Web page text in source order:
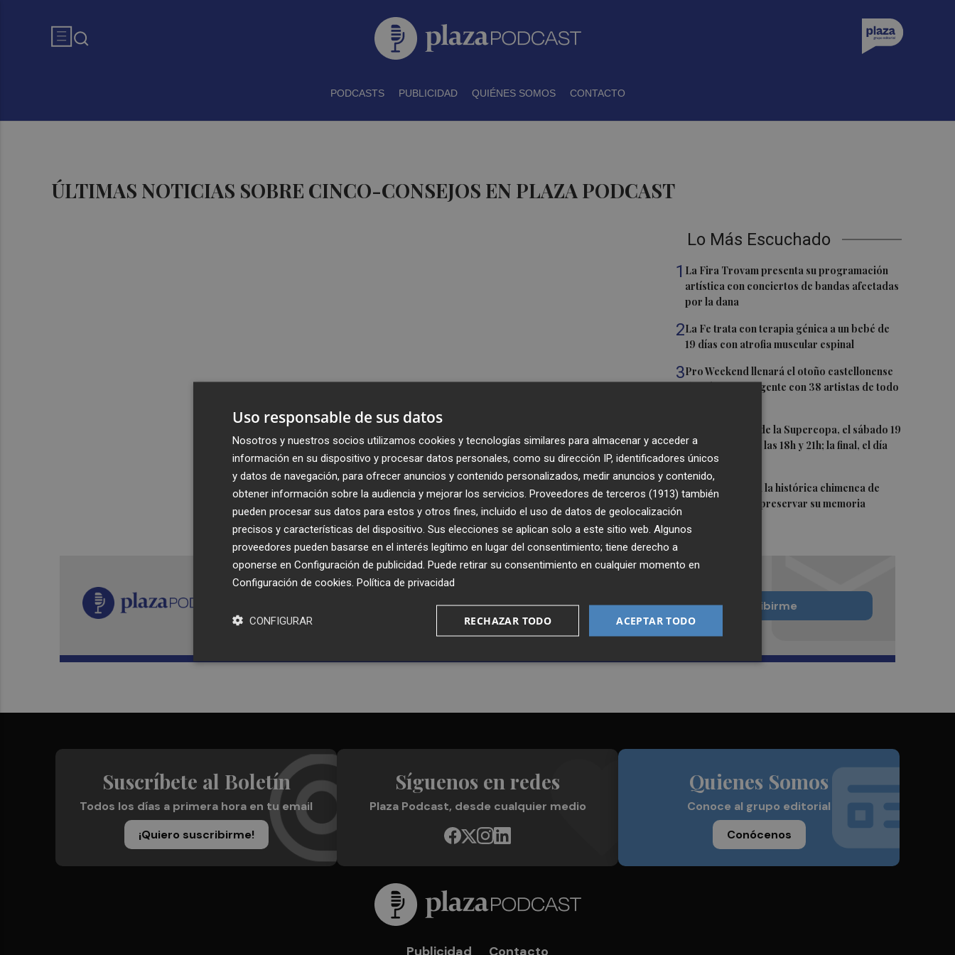
PODCASTS PUBLICIDAD QUIÉNES SOMOS CONTACTO
ÚLTIMAS NOTICIAS SOBRE CINCO-CONSEJOS EN PLAZA PODCAST
Lo Más Escuchado
1 La Fira Trovam presenta su programación
artística con conciertos de bandas afectadas
por la dana
2La Fe trata con terapia génica a un bebé de
19 días con atrofia muscular espinal
3Pro Weekend llenará el otoño castellonense
de música emergente con 38 artistas de todo
Las semifinales de la Supercopa, el sábado 19
de septiembre a las 18h y 21h; la final, el día
20 a las 19h
5 Murcia restaura la histórica chimenea de
Algezares para preservar su memoria
Recibe toda la actualidad de
Plaza Podcast en tu correo
Quiero suscribirme
Suscríbete al Boletín
Todos los días a primera hora en tu email
¡Quiero suscribirme!
Síguenos en redes
Plaza Podcast, desde cualquier medio
Quienes Somos
Conoce al grupo editorial
Conócenos
Publicidad Contacto
Uso responsable de sus datos
Nosotros y nuestros socios utilizamos cookies y tecnologías similares para almacenar y acceder a
información en su dispositivo y procesar datos personales, como su dirección IP, identificadores únicos
y datos de navegación, para ofrecer anuncios y contenido personalizados, medir anuncios y contenido,
obtener información sobre la audiencia y mejorar los servicios. Proveedores de terceros (1913) también
pueden procesar sus datos para estos y otros fines, incluido el uso de datos de geolocalización
precisos y características del dispositivo. Sus elecciones se aplican solo a este sitio web. Algunos
proveedores pueden basarse en el interés legítimo en lugar del consentimiento; tiene derecho a
oponerse en Configuración de publicidad . Puede retirar su consentimiento en cualquier momento en
Configuración de cookies Política de privacidad
ACEPTAR TODO
RECHAZAR TODO
CONFIGURAR